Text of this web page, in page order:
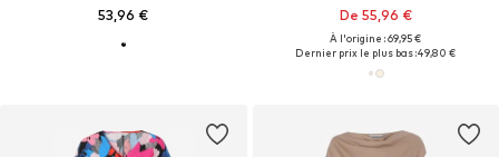
53,96 € De 55,96 €
À l'origine : 69,95 €
Dernier prix le plus bas :49,80 €